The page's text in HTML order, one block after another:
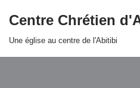
Centre Chrétien
Une église au centre de l'Abitibi